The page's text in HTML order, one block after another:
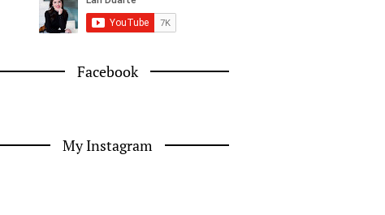
Facebook
My Instagram